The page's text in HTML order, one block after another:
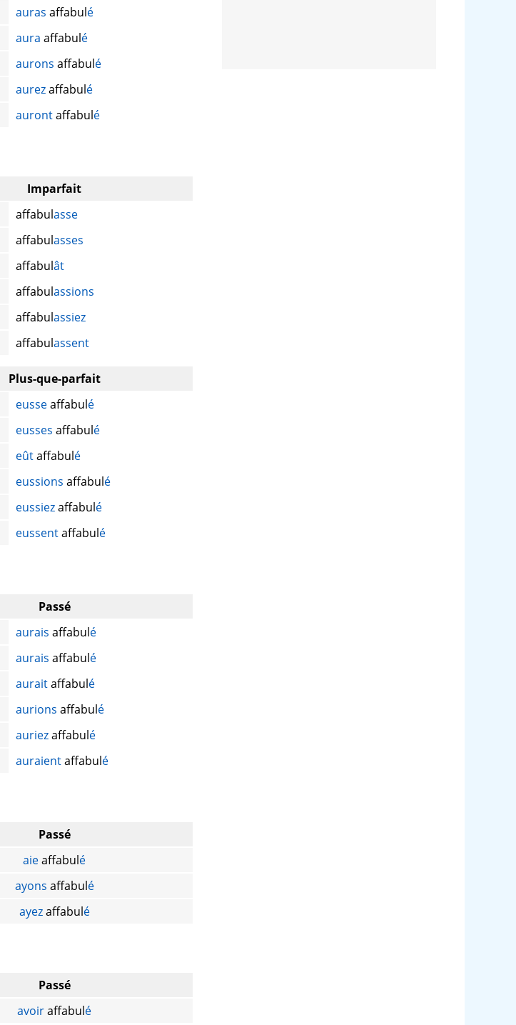
auras affabulé
aura affabulé
aurons affabulé
aurezaffabulé
aurontaffabulé
Imparfait
affabulasse
affabulasses
affabulât
affabulassions
affabulassiez
affabulassent
Plus-que-parfait
eusseaffabulé
eusses affabulé
eûtaffabulé
eussions affabulé
eussiezaffabulé
eussentaffabulé
Passé
aurais affabulé
aurais affabulé
auraitaffabulé
aurions affabulé
auriezaffabulé
auraientaffabulé
Passé
aieaffabulé
ayons affabulé
ayezaffabulé
Passé
avoiraffabulé